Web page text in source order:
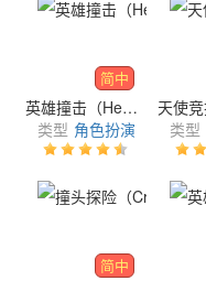
简中
英雄撞击（Hero Bump）
类型 角色扮演
类型
简中